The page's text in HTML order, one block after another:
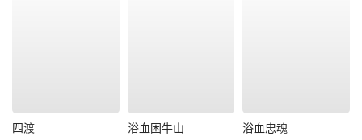
四渡 浴血困牛山 浴血忠魂